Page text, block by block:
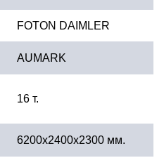
FOTON DAIMLER
AUMARK
16 т.
6200х2400х2300 мм.